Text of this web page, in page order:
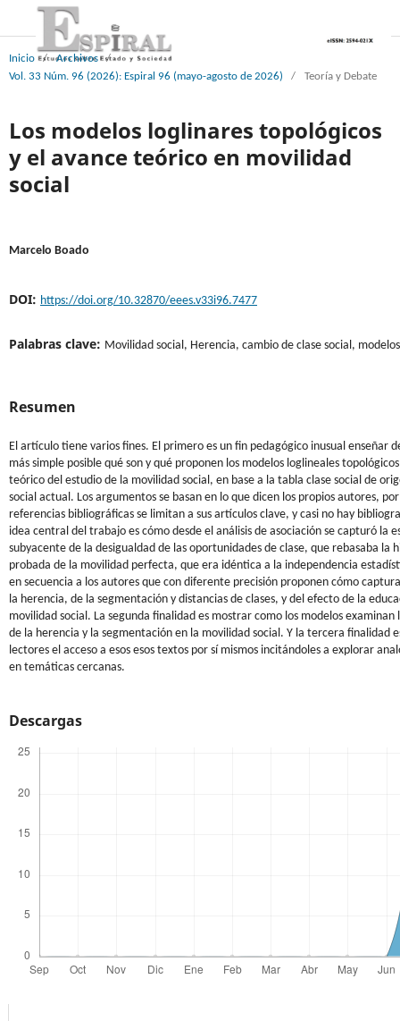
Inicio / Archivos
/
Vol. 33 Núm. 96 (2026): Espiral 96 (mayo-agosto de 2026)
/ Teoría y Debate
Los modelos loglinares topológicos
y el avance teórico en movilidad
social
Marcelo Boado
DOI: https://doi.org/10.32870/eees.v33i96.7477
Palabras clave: Movilidad social, Herencia, cambio de clase social,
Resumen
El artículo tiene varios fines. El primero es un fin pedagógico inusual enseñar
más simple posible qué son y qué proponen los modelos loglineales
teórico del estudio de la movilidad social, en base a la tabla clase social de
social actual. Los argumentos se basan en lo que dicen los propios autores, por
referencias bibliográficas se limitan a sus artículos clave, y casi no hay
idea central del trabajo es cómo desde el análisis de asociación se capturó la
subyacente de la desigualdad de las oportunidades de clase, que rebasaba la
probada de la movilidad perfecta, que era idéntica a la independencia
en secuencia a los autores que con diferente precisión proponen cómo
la herencia, de la segmentación y distancias de clases, y del efecto de la
movilidad social. La segunda finalidad es mostrar como los modelos
de la herencia y la segmentación en la movilidad social. Y la tercera finalidad
lectores el acceso a esos esos textos por sí mismos incitándoles a explorar
en temáticas cercanas.
Descargas